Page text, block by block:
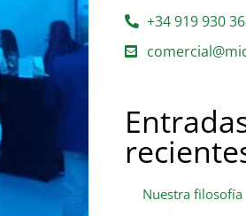
+34 919 930
Nuestra filosofía